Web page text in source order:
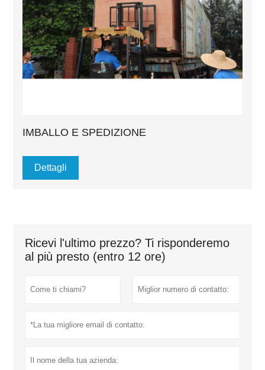
IMBALLO E SPEDIZIONE
Dettagli
Ricevi l'ultimo prezzo? Ti risponderemo
al più presto (entro 12 ore)